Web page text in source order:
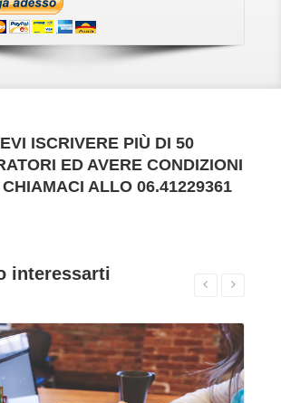
ISCRIVERE PIÙ DI 50
ED AVERE CONDIZIONI
ALLO 06.41229361
interessarti